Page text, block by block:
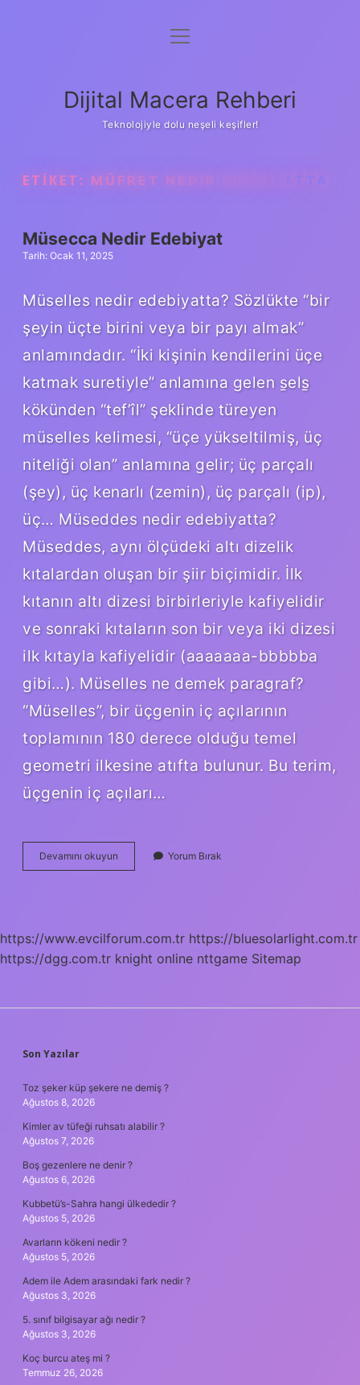
Anasayfa
Yasal Uyarı
menüyü
Dijital Macera Rehberi
Teknolojiyle dolu neşeli keşifler!
ETIKET: MÜFRET NEDIR EDEBIYATTA
Müsecca Nedir Edebiyat
Tarih: Ocak 11, 2025
Müselles nedir edebiyatta? Sözlükte “bir
şeyin üçte birini veya bir payı almak”
anlamındadır. “İki kişinin kendilerini üçe
katmak suretiyle” anlamına gelen s̱els̱
kökünden “tef’îl” şeklinde türeyen
müselles kelimesi, “üçe yükseltilmiş, üç
niteliği olan” anlamına gelir; üç parçalı
(şey), üç kenarlı (zemin), üç parçalı (ip),
üç… Müseddes nedir edebiyatta?
Müseddes, aynı ölçüdeki altı dizelik
kıtalardan oluşan bir şiir biçimidir. İlk
kıtanın altı dizesi birbirleriyle kafiyelidir
ve sonraki kıtaların son bir veya iki dizesi
ilk kıtayla kafiyelidir (aaaaaaa-bbbbba
gibi…). Müselles ne demek paragraf?
“Müselles”, bir üçgenin iç açılarının
toplamının 180 derece olduğu temel
geometri ilkesine atıfta bulunur. Bu terim,
üçgenin iç açıları…
Devamını okuyun Müsecca
Nedir
Yorum Bırak
https://www.evcilforum.com.tr https://bluesolarlight.com.tr
https://dgg.com.tr knight online nttgame Sitemap
SIDEBAR
Son Yazılar
Toz şeker küp şekere ne demiş ?
Ağustos 8, 2026
Kimler av tüfeği ruhsatı alabilir ?
Ağustos 7, 2026
Boş gezenlere ne denir ?
Ağustos 6, 2026
Kubbetü’s-Sahra hangi ülkededir ?
Ağustos 5, 2026
Avarların kökeni nedir ?
Ağustos 5, 2026
Adem ile Adem arasındaki fark nedir ?
Ağustos 3, 2026
5. sınıf bilgisayar ağı nedir ?
Ağustos 3, 2026
Koç burcu ateş mi ?
Temmuz 26, 2026